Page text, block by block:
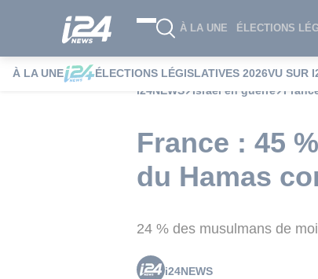
À LA UNE ÉLECTIONS
À LA UNE ÉLECTIONS LÉGISLATIVES 2026VU SUR
i24NEWS
Israël en guerre
France : 45
du Hamas
24 % des musulmans de
i24NEWS